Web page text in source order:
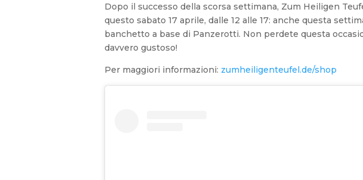
Dopo il successo della scorsa settimana, Zum Heiligen
questo sabato 17 aprile, dalle 12 alle 17: anche questa
banchetto a base di Panzerotti. Non perdete questa
davvero gustoso!
Per maggiori informazioni: zumheiligenteufel.de/shop